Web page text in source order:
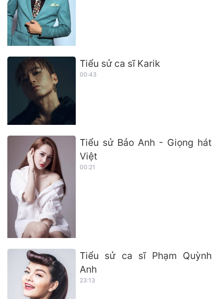
Tiểu sử ca sĩ Karik
00:43
Tiểu sử Bảo Anh - Giọng hát
Việt
00:21
Tiểu sử ca sĩ Phạm Quỳnh
Anh
23:13